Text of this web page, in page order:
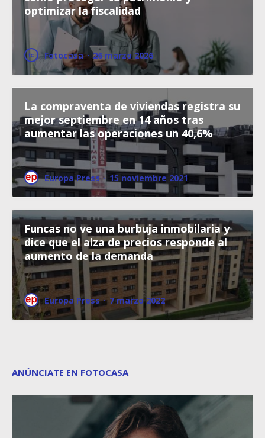
optimizar la fiscalidad
Fotocasa · 26 marzo 2026
La compraventa de viviendas registra su
mejor septiembre en 14 años tras
aumentar las operaciones un 40,6%
Europa Press · 15 noviembre 2021
Funcas no ve una burbuja inmobilaria y
dice que el alza de precios responde al
aumento de la demanda
Europa Press · 7 marzo 2022
ANÚNCIATE EN FOTOCASA